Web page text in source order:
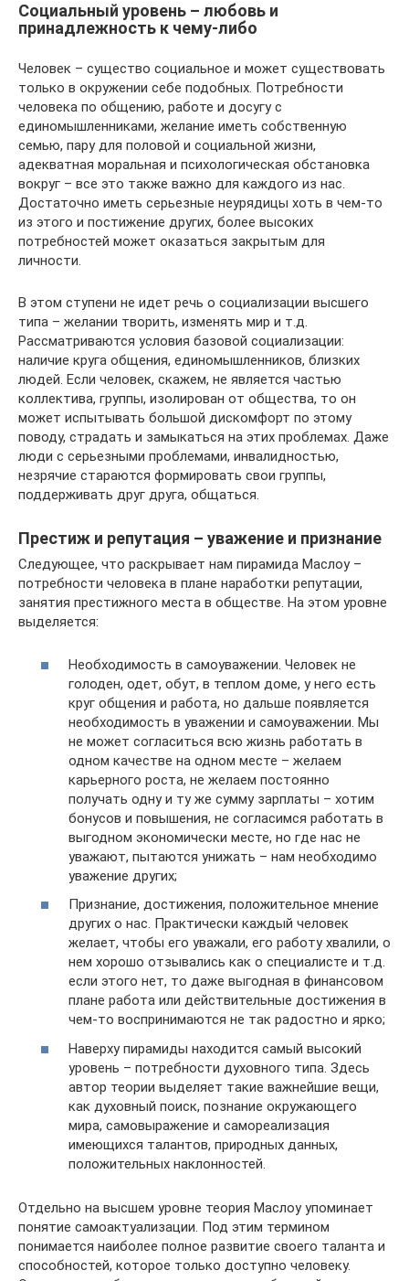
Социальный уровень – любовь и
принадлежность к чему-либо
Человек – существо социальное и может существовать
только в окружении себе подобных. Потребности
человека по общению, работе и досугу с
единомышленниками, желание иметь собственную
семью, пару для половой и социальной жизни,
адекватная моральная и психологическая обстановка
вокруг – все это также важно для каждого из нас.
Достаточно иметь серьезные неурядицы хоть в чем-то
из этого и постижение других, более высоких
потребностей может оказаться закрытым для
личности.
В этом ступени не идет речь о социализации высшего
типа – желании творить, изменять мир и т.д.
Рассматриваются условия базовой социализации:
наличие круга общения, единомышленников, близких
людей. Если человек, скажем, не является частью
коллектива, группы, изолирован от общества, то он
может испытывать большой дискомфорт по этому
поводу, страдать и замыкаться на этих проблемах. Даже
люди с серьезными проблемами, инвалидностью,
незрячие стараются формировать свои группы,
поддерживать друг друга, общаться.
Престиж и репутация – уважение и признание
Следующее, что раскрывает нам пирамида Маслоу –
потребности человека в плане наработки репутации,
занятия престижного места в обществе. На этом уровне
выделяется:
Необходимость в самоуважении. Человек не
голоден, одет, обут, в теплом доме, у него есть
круг общения и работа, но дальше появляется
необходимость в уважении и самоуважении. Мы
не может согласиться всю жизнь работать в
одном качестве на одном месте – желаем
карьерного роста, не желаем постоянно
получать одну и ту же сумму зарплаты – хотим
бонусов и повышения, не согласимся работать в
выгодном экономически месте, но где нас не
уважают, пытаются унижать – нам необходимо
уважение других;
Признание, достижения, положительное мнение
других о нас. Практически каждый человек
желает, чтобы его уважали, его работу хвалили, о
нем хорошо отзывались как о специалисте и т.д.
если этого нет, то даже выгодная в финансовом
плане работа или действительные достижения в
чем-то воспринимаются не так радостно и ярко;
Наверху пирамиды находится самый высокий
уровень – потребности духовного типа. Здесь
автор теории выделяет такие важнейшие вещи,
как духовный поиск, познание окружающего
мира, самовыражение и самореализация
имеющихся талантов, природных данных,
положительных наклонностей.
Отдельно на высшем уровне теория Маслоу упоминает
понятие самоактуализации. Под этим термином
понимается наиболее полное развитие своего таланта и
способностей, которое только доступно человеку.